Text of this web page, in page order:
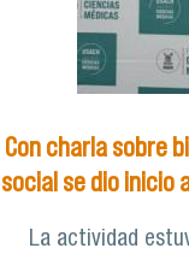
Con charla sobre
social se dio inicio
La actividad